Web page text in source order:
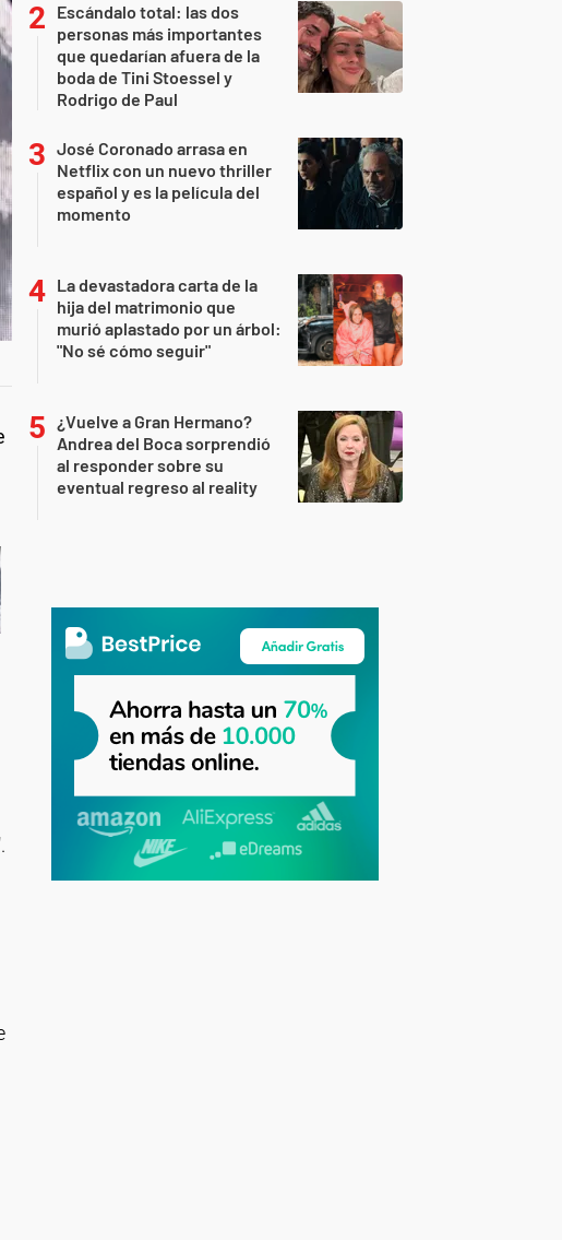
Escándalo total: las dos
personas más importantes
que quedarían afuera de la
boda de Tini Stoessel y
Rodrigo de Paul
José Coronado arrasa en
Netflix con un nuevo thriller
español y es la película del
momento
La devastadora carta de la
hija del matrimonio que
murió aplastado por un árbol:
"No sé cómo seguir"
¿Vuelve a Gran Hermano?
Andrea del Boca sorprendió
al responder sobre su
eventual regreso al reality